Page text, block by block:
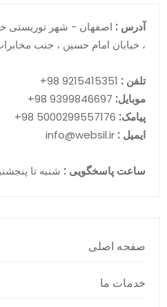
آدرس : اصفهان - شهر توریستی
، خیابان امام حسین ، جنب
تلفن :
موبایل:
پیامک:
ایمیل :
ساعت پاسخگویی : شنبه تا پنجشنبه 7:30 الی
صفحه اصلی
خدمات ما